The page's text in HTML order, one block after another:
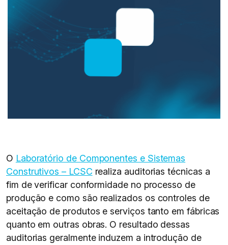
O Laboratório de Componentes e Sistemas
Construtivos – LCSC realiza auditorias técnicas a
fim de verificar conformidade no processo de
produção e como são realizados os controles de
aceitação de produtos e serviços tanto em fábricas
quanto em outras obras. O resultado dessas
auditorias geralmente induzem a introdução de